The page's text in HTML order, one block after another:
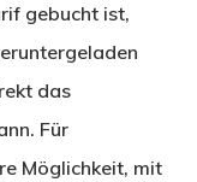
gebucht ist,
das
Für
Möglichkeit, mit